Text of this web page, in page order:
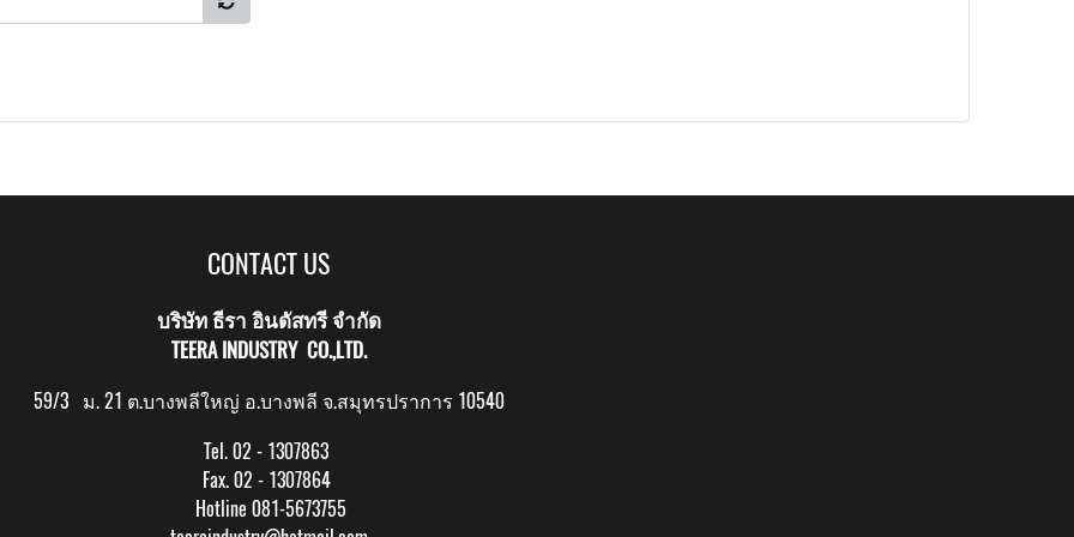
CONTACT US
บริษัท ธีรา อินดัสทรี จำกัด
TEERA INDUSTRY CO.,LTD.
59/3 ม. 21 ต.บางพลีใหญ่ อ.บางพลี จ.สมุทรปราการ 10540
Tel. 02 - 1307863
Fax. 02 - 1307864
Hotline 081-5673755